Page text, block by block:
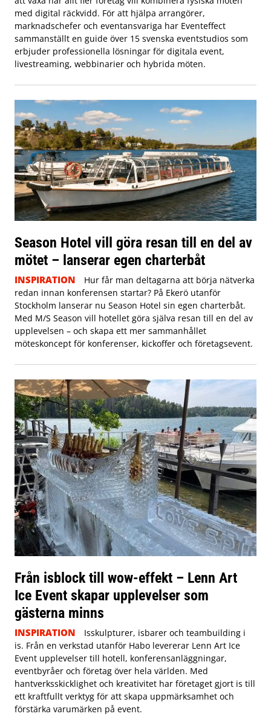
med digital räckvidd. För att hjälpa arrangörer,
marknadschefer och eventansvariga har Eventeffect
sammanställt en guide över 15 svenska eventstudios som
erbjuder professionella lösningar för digitala event,
livestreaming, webbinarier och hybrida möten.
Season Hotel vill göra resan till en del av
mötet – lanserar egen charterbåt
INSPIRATION
Hur får man deltagarna att börja nätverka
redan innan konferensen startar? På Ekerö utanför
Stockholm lanserar nu Season Hotel sin egen charterbåt.
Med M/S Season vill hotellet göra själva resan till en del av
upplevelsen – och skapa ett mer sammanhållet
möteskoncept för konferenser, kickoffer och företagsevent.
Från isblock till wow-effekt – Lenn Art
Ice Event skapar upplevelser som
gästerna minns
INSPIRATION
Isskulpturer, isbarer och teambuilding i
is. Från en verkstad utanför Habo levererar Lenn Art Ice
Event upplevelser till hotell, konferensanläggningar,
eventbyråer och företag över hela världen. Med
hantverksskicklighet och kreativitet har företaget gjort is till
ett kraftfullt verktyg för att skapa uppmärksamhet och
förstärka varumärken på event.